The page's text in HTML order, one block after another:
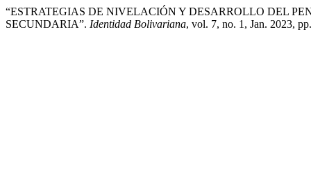
“ESTRATEGIAS DE NIVELACIÓN Y DESARROLLO DEL
SECUNDARIA”. Identidad Bolivariana, vol. 7, no. 1, Jan. 2023,